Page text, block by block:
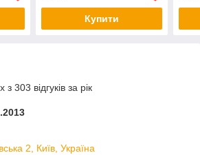
Купити
303 відгуків за рік
2, Київ, Україна